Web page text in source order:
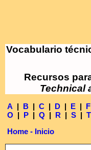
Vocabulario
Recursos
Technical
A | B | C | D | E | F
O | P | Q | R | S | T
Home - Inicio